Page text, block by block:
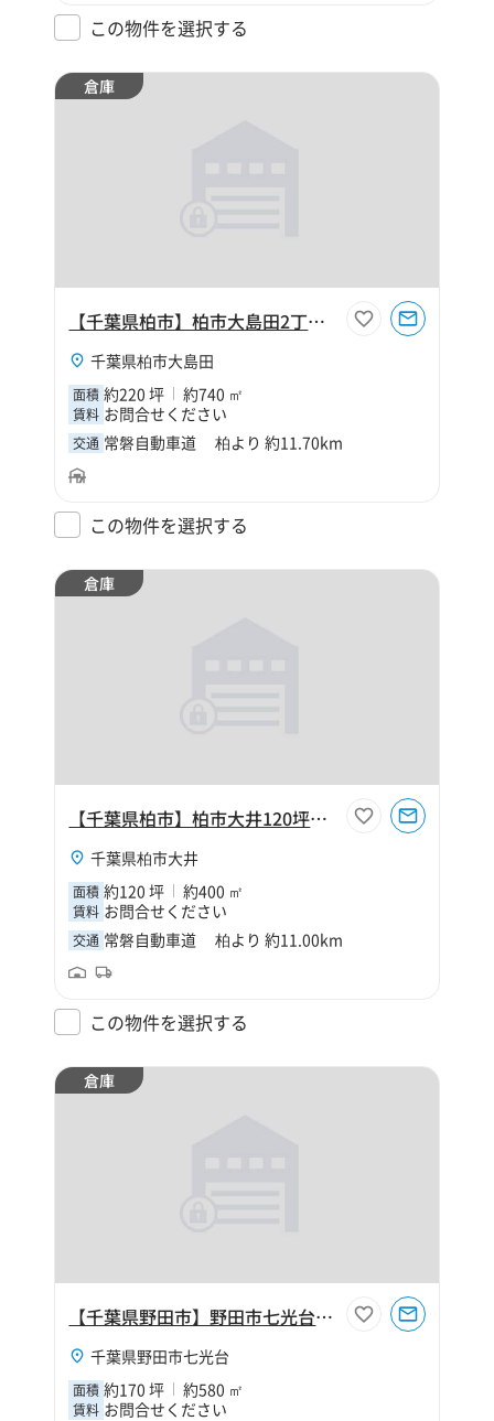
この物件を選択する
倉庫
【千葉県柏市】柏市大島田2丁目220坪倉庫
千葉県柏市大島田
面積 約220 坪 約740 ㎡
賃料 お問合せください
交通 常磐自動車道 柏より 約11.70km
この物件を選択する
倉庫
【千葉県柏市】柏市大井120坪倉庫
千葉県柏市大井
面積 約120 坪 約400 ㎡
賃料 お問合せください
交通 常磐自動車道 柏より 約11.00km
この物件を選択する
倉庫
【千葉県野田市】野田市七光台180坪倉庫
千葉県野田市七光台
面積 約170 坪 約580 ㎡
賃料 お問合せください